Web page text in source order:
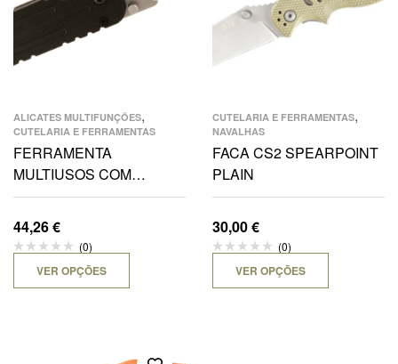
ALICATES MULTIFUNÇÕES,
CUTELARIA E FERRAMENTAS
FERRAMENTA
MULTIUSOS COM
QUEBRA VIDROS
44,26€
(0)
VER OPÇÕES
CUTELARIA E FERRAMENTAS,
NAVALHAS
FACA CS2 SPEARPOINT
PLAIN
30,00€
(0)
VER OPÇÕES